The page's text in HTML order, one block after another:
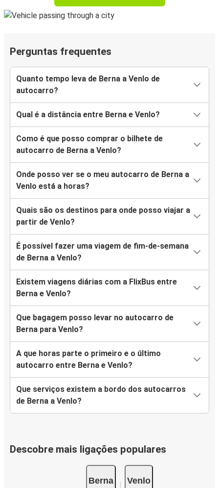
Perguntas frequentes
Quanto tempo leva de Berna a Venlo de
autocarro?
Qual é a distância entre Berna e Venlo?
Como é que posso comprar o bilhete de
autocarro de Berna a Venlo?
Onde posso ver se o meu autocarro de Berna a
Venlo está a horas?
Quais são os destinos para onde posso viajar a
partir de Venlo?
É possível fazer uma viagem de fim-de-semana
de Berna a Venlo?
Existem viagens diárias com a FlixBus entre
Berna e Venlo?
Que bagagem posso levar no autocarro de
Berna para Venlo?
A que horas parte o primeiro e o último
autocarro entre Berna e Venlo?
Que serviços existem a bordo dos autocarros
de Berna a Venlo?
Descobre mais ligações populares
Berna Venlo